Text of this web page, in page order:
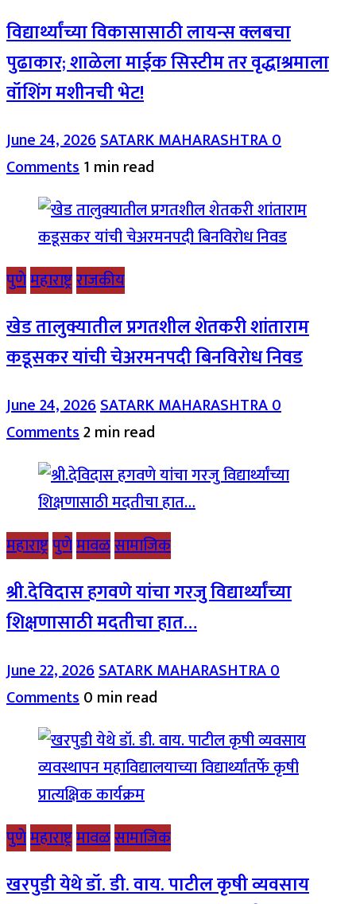
विद्यार्थ्यांच्या विकासासाठी लायन्स क्लबचा
पुढाकार; शाळेला माईक सिस्टीम तर वृद्धाश्रमाला
वॉशिंग मशीनची भेट!
June 24, 2026SATARK MAHARASHTRA0
Comments1 min read
पुणेमहाराष्ट्रराजकीय
खेड तालुक्यातील प्रगतशील शेतकरी शांताराम
कडूसकर यांची चेअरमनपदी बिनविरोध निवड
June 24, 2026SATARK MAHARASHTRA0
Comments2 min read
महाराष्ट्रपुणेमावळसामाजिक
श्री.देविदास हगवणे यांचा गरजु विद्यार्थ्यांच्या
शिक्षणासाठी मदतीचा हात…
June 22, 2026SATARK MAHARASHTRA0
Comments0 min read
पुणेमहाराष्ट्रमावळसामाजिक
खरपुडी येथे डॉ. डी. वाय. पाटील कृषी व्यवसाय